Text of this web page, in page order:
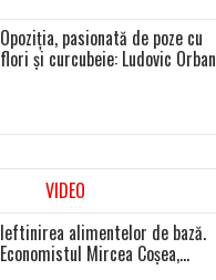
Opoziția, pasionată de poze cu
flori și curcubeie: Ludovic Orban
VIDEO
Ieftinirea alimentelor de bază.
Economistul Mircea Coșea,